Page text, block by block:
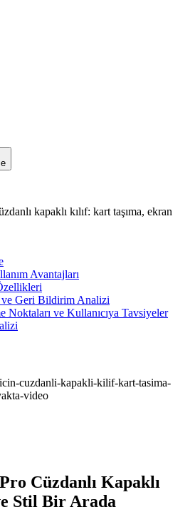
kapaklı kılıf: kart taşıma, ekran
Avantajları
ve Geri Bildirim Analizi
Noktaları ve Kullanıcıya Tavsiyeler
cuzdanli-kapakli-kilif-kart-tasima-
video
Cüzdanlı Kapaklı
Stil Bir Arada